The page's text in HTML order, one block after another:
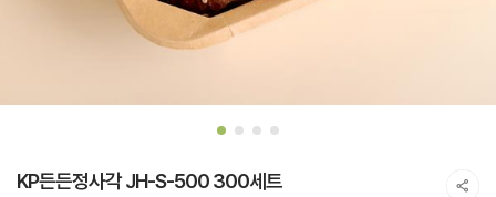
KP든든정사각 JH-S-500 300세트